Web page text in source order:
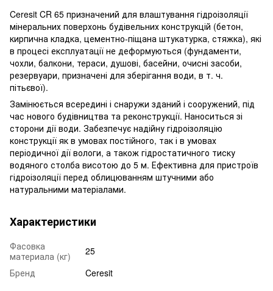
Ceresit CR 65 призначений для влаштування гідроізоляції
мінеральних поверхонь будівельних конструкцій (бетон,
кирпична кладка, цементно-піщана штукатурка, стяжка), які
в процесі експлуатації не деформуються (фундаменти,
чохли, балкони, тераси, душові, басейни, очисні засоби,
резервуари, призначені для зберігання води, в т. ч.
пітьєвої).
Замінюється всередині і снаружи зданий і сооружений, під
час нового будівництва та реконструкції. Наноситься зі
сторони дії води. Забезпечує надійну гідроізоляцію
конструкції як в умовах постійного, так і в умовах
періодичної дії вологи, а також гідростатичного тиску
водяного столба висотою до 5 м. Ефективна для пристроїв
гідроізоляції перед облицюванням штучними або
натуральними матеріалами.
Характеристики
Фасовка
материала (кг)
25
Бренд
Ceresit